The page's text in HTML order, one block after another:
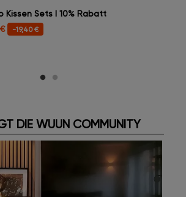
Kissen Sets I 10% Rabatt
-19,40 €
DIE WUUN COMMUNITY